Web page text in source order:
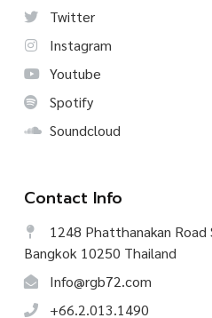
Twitter
Instagram
Youtube
Spotify
Soundcloud
Contact Info
1248 Phatthanakan Road
Bangkok 10250 Thailand
Info@rgb72.com
+66.2.013.1490